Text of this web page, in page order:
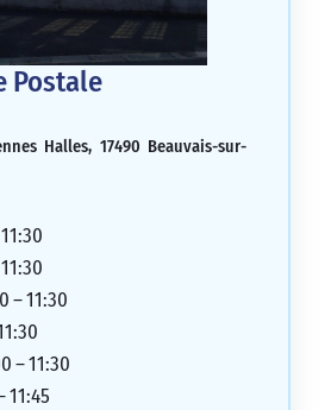
Postale
Halles, 17490 Beauvais-sur-
– 11:30
– 11:30
11:45